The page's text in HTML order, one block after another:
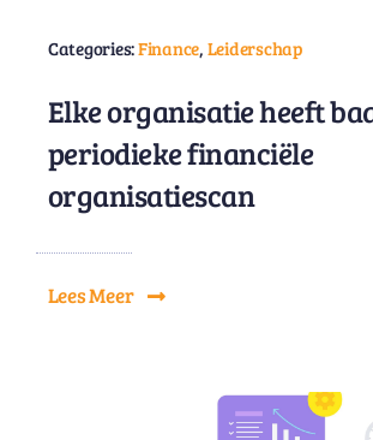
Categories:Finance, Leiderschap
Elke organisatie heeft
periodieke financiële
organisatiescan
Lees Meer